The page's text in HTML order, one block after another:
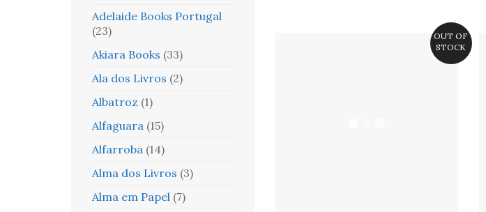
OUT OF
STOCK
Adelaide Books Portugal
(23)
Akiara Books (33)
Ala dos Livros (2)
Albatroz (1)
Alfaguara (15)
Alfarroba (14)
Alma dos Livros (3)
Alma em Papel (7)